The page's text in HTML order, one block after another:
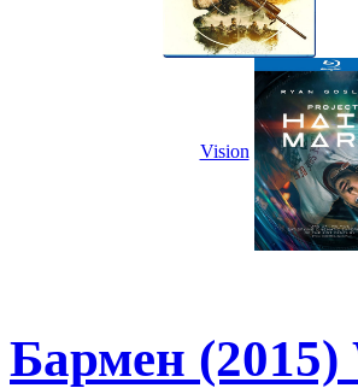
Vision
Бармен (2015)